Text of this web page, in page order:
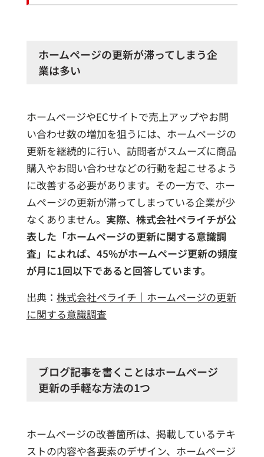
ホームページの更新が滞ってしまう企
業は多い
ホームページやECサイトで売上アップやお問
い合わせ数の増加を狙うには、ホームページの
更新を継続的に行い、訪問者がスムーズに商品
購入やお問い合わせなどの行動を起こせるよう
に改善する必要があります。その一方で、ホー
ムページの更新が滞ってしまっている企業が少
なくありません。 実際、株式会社ペライチが公
表した「ホームページの更新に関する意識調
査」によれば、45%がホームページ更新の頻度
が月に1回以下であると回答しています。
出典： 株式会社ペライチ｜ホームページの更新
に関する意識調査
ブログ記事を書くことはホームページ
更新の手軽な方法の1つ
ホームページの改善箇所は、掲載しているテキ
ストの内容や各要素のデザイン、ホームページ